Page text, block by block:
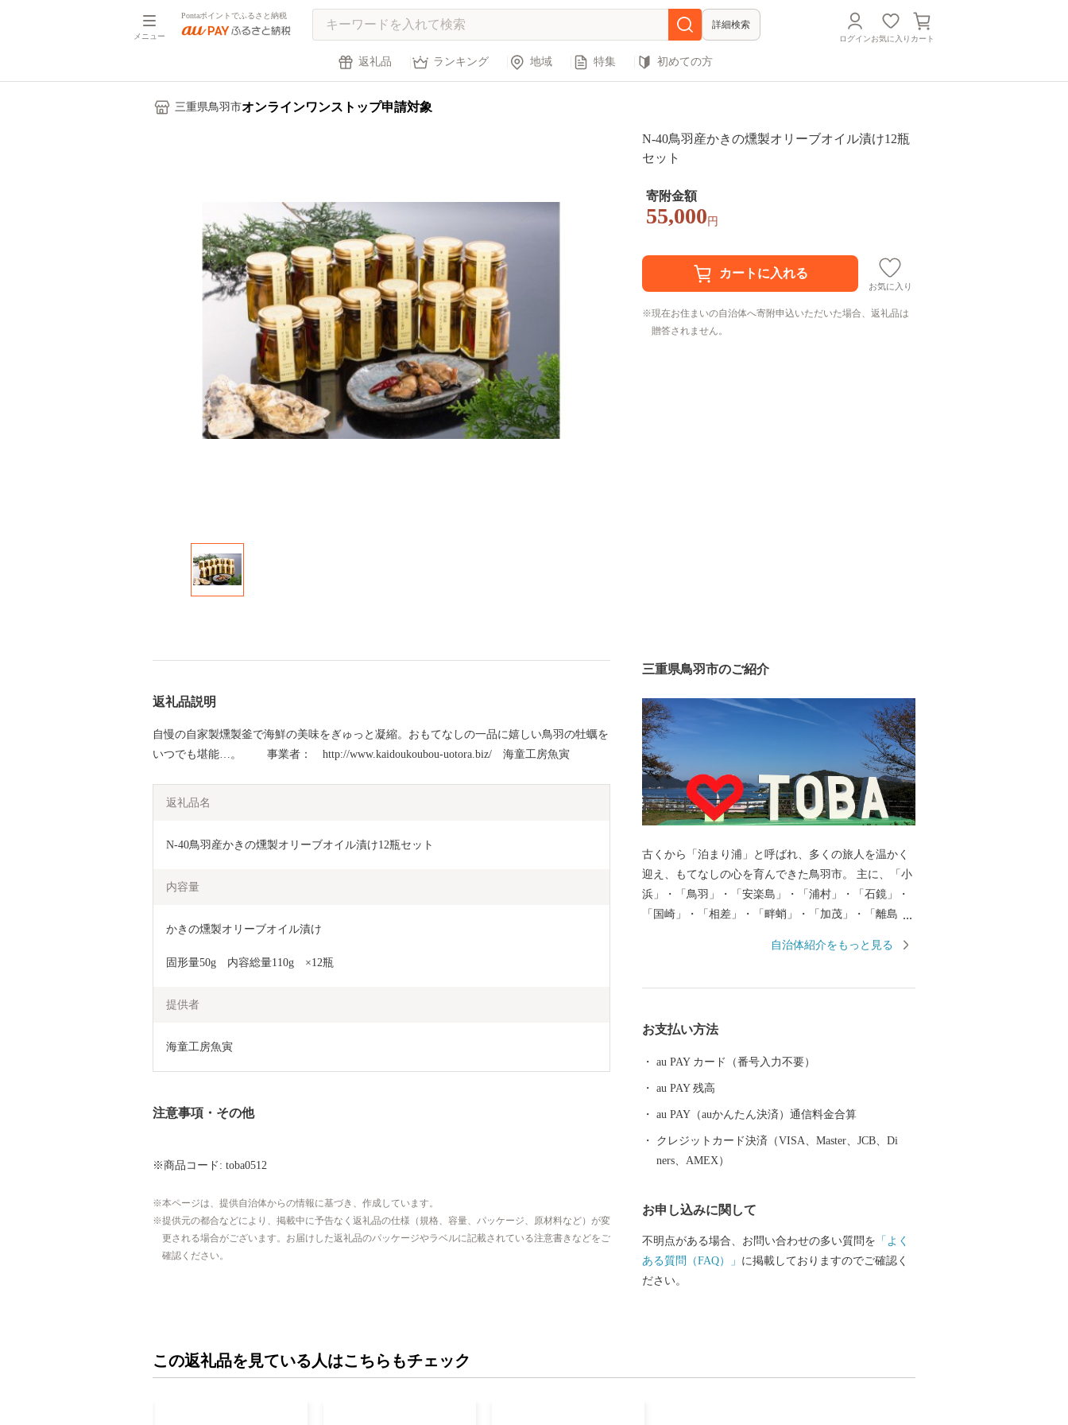
メニュー
Pontaポイントでふるさと納税
詳細検索
ログインお気に入り カート
返礼品 ランキング 地域 特集 初めての方
三重県鳥羽市オンラインワンストップ申請対象
N-40鳥羽産かきの燻製オリーブオイル漬け12瓶
セット
寄附金額
55,000 円
お気に入り
現在お住まいの自治体へ寄附申込いただいた場合、返礼品は
贈答されません。
返礼品説明
自慢の自家製燻製釜で海鮮の美味をぎゅっと凝縮。おもてなしの一品に嬉しい鳥羽の牡蠣を
いつでも堪能…。 事業者： http://www.kaidoukoubou-uotora.biz/ 海童工房魚寅
返礼品名
N-40鳥羽産かきの燻製オリーブオイル漬け12瓶セット
内容量
かきの燻製オリーブオイル漬け
固形量50g　内容総量110g　×12瓶
提供者
海童工房魚寅
注意事項・その他
※商品コード: toba0512
本ページは、提供自治体からの情報に基づき、作成しています。
提供元の都合などにより、掲載中に予告なく返礼品の仕様（規格、容量、パッケージ、原材料など）が変
更される場合がございます。お届けした返礼品のパッケージやラベルに記載されている注意書きなどをご
確認ください。
三重県鳥羽市のご紹介
古くから「泊まり浦」と呼ばれ、多くの旅人を温かく
迎え、もてなしの心を育んできた鳥羽市。 主に、「小
浜」・「鳥羽」・「安楽島」・「浦村」・「石鏡」・
「国崎」・「相差」・「畔蛸」・「加茂」・「離島
れ、それぞれに特徴を持っており、美しい海、その恩
くの歴史・文化が遺されています。日本一の海女のま
ち、鳥羽城跡地をはじめ、真珠王「御木本幸吉」が世
羽市はその全域が伊勢志摩国立公園に位置し、豊かな
自然景観や温暖な気候に恵まれており、市内には、
数々のレジャー施設や宿泊施設が立ち並び、温泉、グ
自治体紹介をもっと見る
お支払い方法
au PAY カード（番号入力不要）
au PAY 残高
au PAY（auかんたん決済）通信料金合算
クレジットカード決済（VISA、Master、JCB、Di
ners、AMEX）
お申し込みに関して
不明点がある場合、お問い合わせの多い質問を 「よく
ある質問（FAQ）」 に掲載しておりますのでご確認く
ださい。
この返礼品を見ている人はこちらもチェック